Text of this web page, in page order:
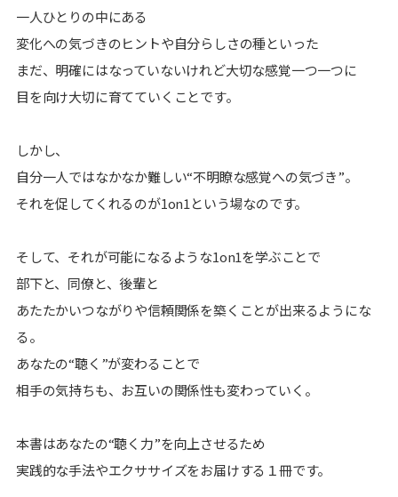
一人ひとりの中にある
変化への気づきのヒントや自分らしさの種といった
まだ、明確にはなっていないけれど大切な感覚一つ一つに
目を向け大切に育てていくことです。
しかし、
自分一人ではなかなか難しい“不明瞭な感覚への気づき”。
それを促してくれるのが1on1という場なのです。
そして、それが可能になるような1on1を学ぶことで
部下と、同僚と、後輩と
あたたかいつながりや信頼関係を築くことが出来るようにな
る。
あなたの“聴く”が変わることで
相手の気持ちも、お互いの関係性も変わっていく。
本書はあなたの“聴く力”を向上させるため
実践的な手法やエクササイズをお届けする１冊です。